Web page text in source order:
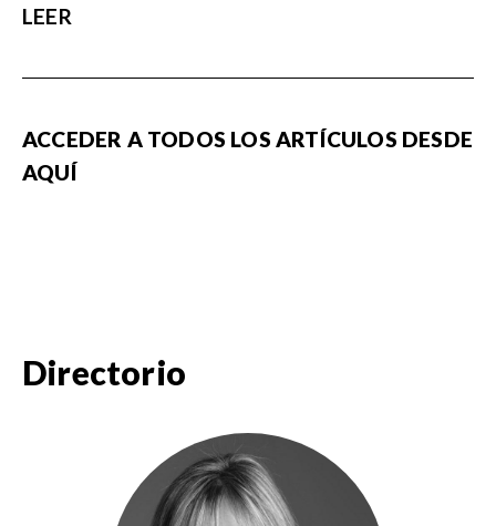
LEER
ACCEDER A TODOS LOS ARTÍCULOS DESDE
AQUÍ
Directorio